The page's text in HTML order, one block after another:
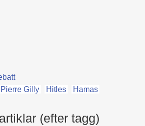
Pierre Gilly Hitles Hamas
(efter tagg)